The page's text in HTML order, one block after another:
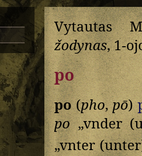
Vytautas
žodynas, 1-
po
po(pho,pō)
po„vnder
„vnter